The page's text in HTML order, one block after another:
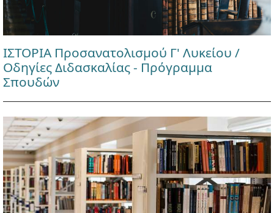
ΙΣΤΟΡΙΑ Προσανατολισμού Γ' Λυκείου /
Οδηγίες Διδασκαλίας - Πρόγραμμα
Σπουδών